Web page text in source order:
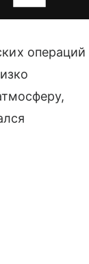
операций